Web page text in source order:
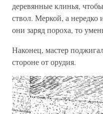
деревянные клинья,
ствол. Меркой, а нередко
они заряд пороха, то
Наконец, мастер
стороне от орудия.